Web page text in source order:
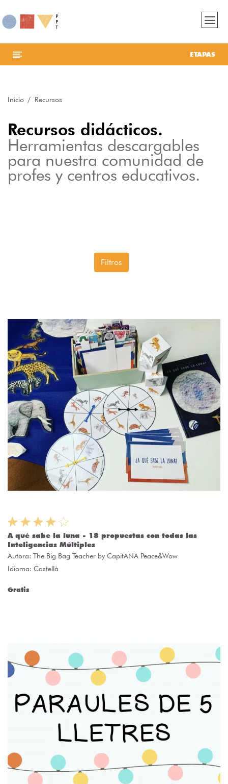
ETAPAS
Inicio Recursos
Recursos didácticos.
Herramientas descargables
para nuestra comunidad de
profes y centros educativos.
Filtros
A qué sabe la luna - 18 propuestas con todas las
Inteligencias Múltiples
Autora: The Big Bag Teacher by CapitANA Peace&Wow
Idioma: Castellà
Gratis